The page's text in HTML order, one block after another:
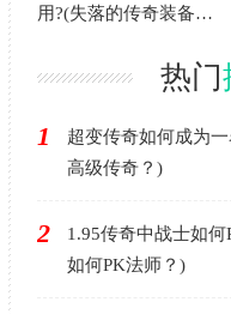
用?(失落的传奇装备有
热门
1
超变传奇如何成为
高级传奇？)
2
1.95传奇中战士如
如何PK法师？)